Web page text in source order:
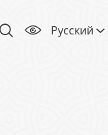
Русский